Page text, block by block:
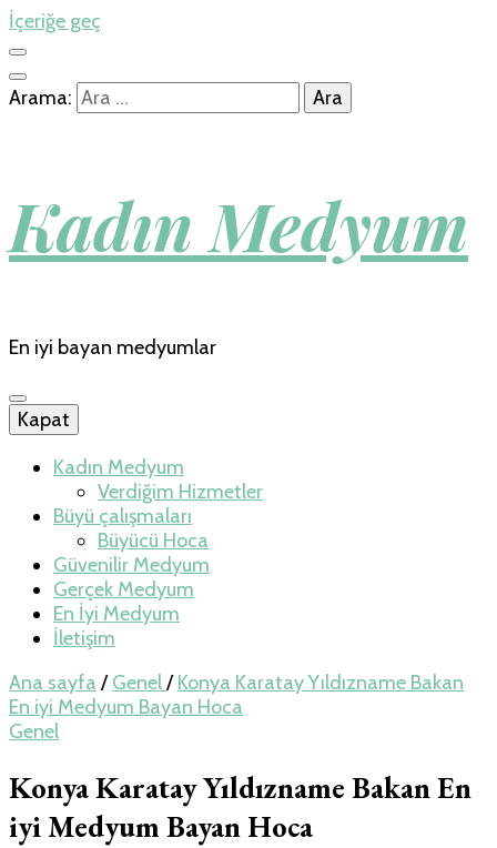
İçeriğe geç
Arama:
Kadın Medyum
En iyi bayan medyumlar
Kapat
Kadın Medyum
Verdiğim Hizmetler
Büyü çalışmaları
Büyücü Hoca
Güvenilir Medyum
Gerçek Medyum
En İyi Medyum
İletişim
Ana sayfa / Genel/ Konya Karatay Yıldızname Bakan
En iyi Medyum Bayan Hoca
Genel
Konya Karatay Yıldızname Bakan En
iyi Medyum Bayan Hoca